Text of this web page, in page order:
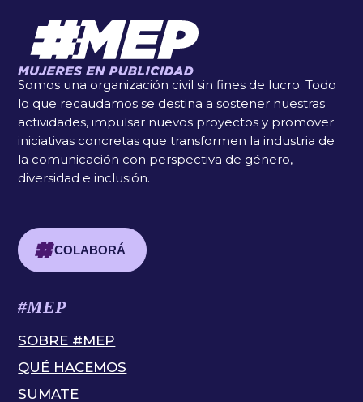
Somos una organización civil sin fines de lucro. Todo
lo que recaudamos se destina a sostener nuestras
actividades, impulsar nuevos proyectos y promover
iniciativas concretas que transformen la industria de
la comunicación con perspectiva de género,
diversidad e inclusión.
COLABORÁ
#MEP
SOBRE #MEP
QUÉ HACEMOS
SUMATE